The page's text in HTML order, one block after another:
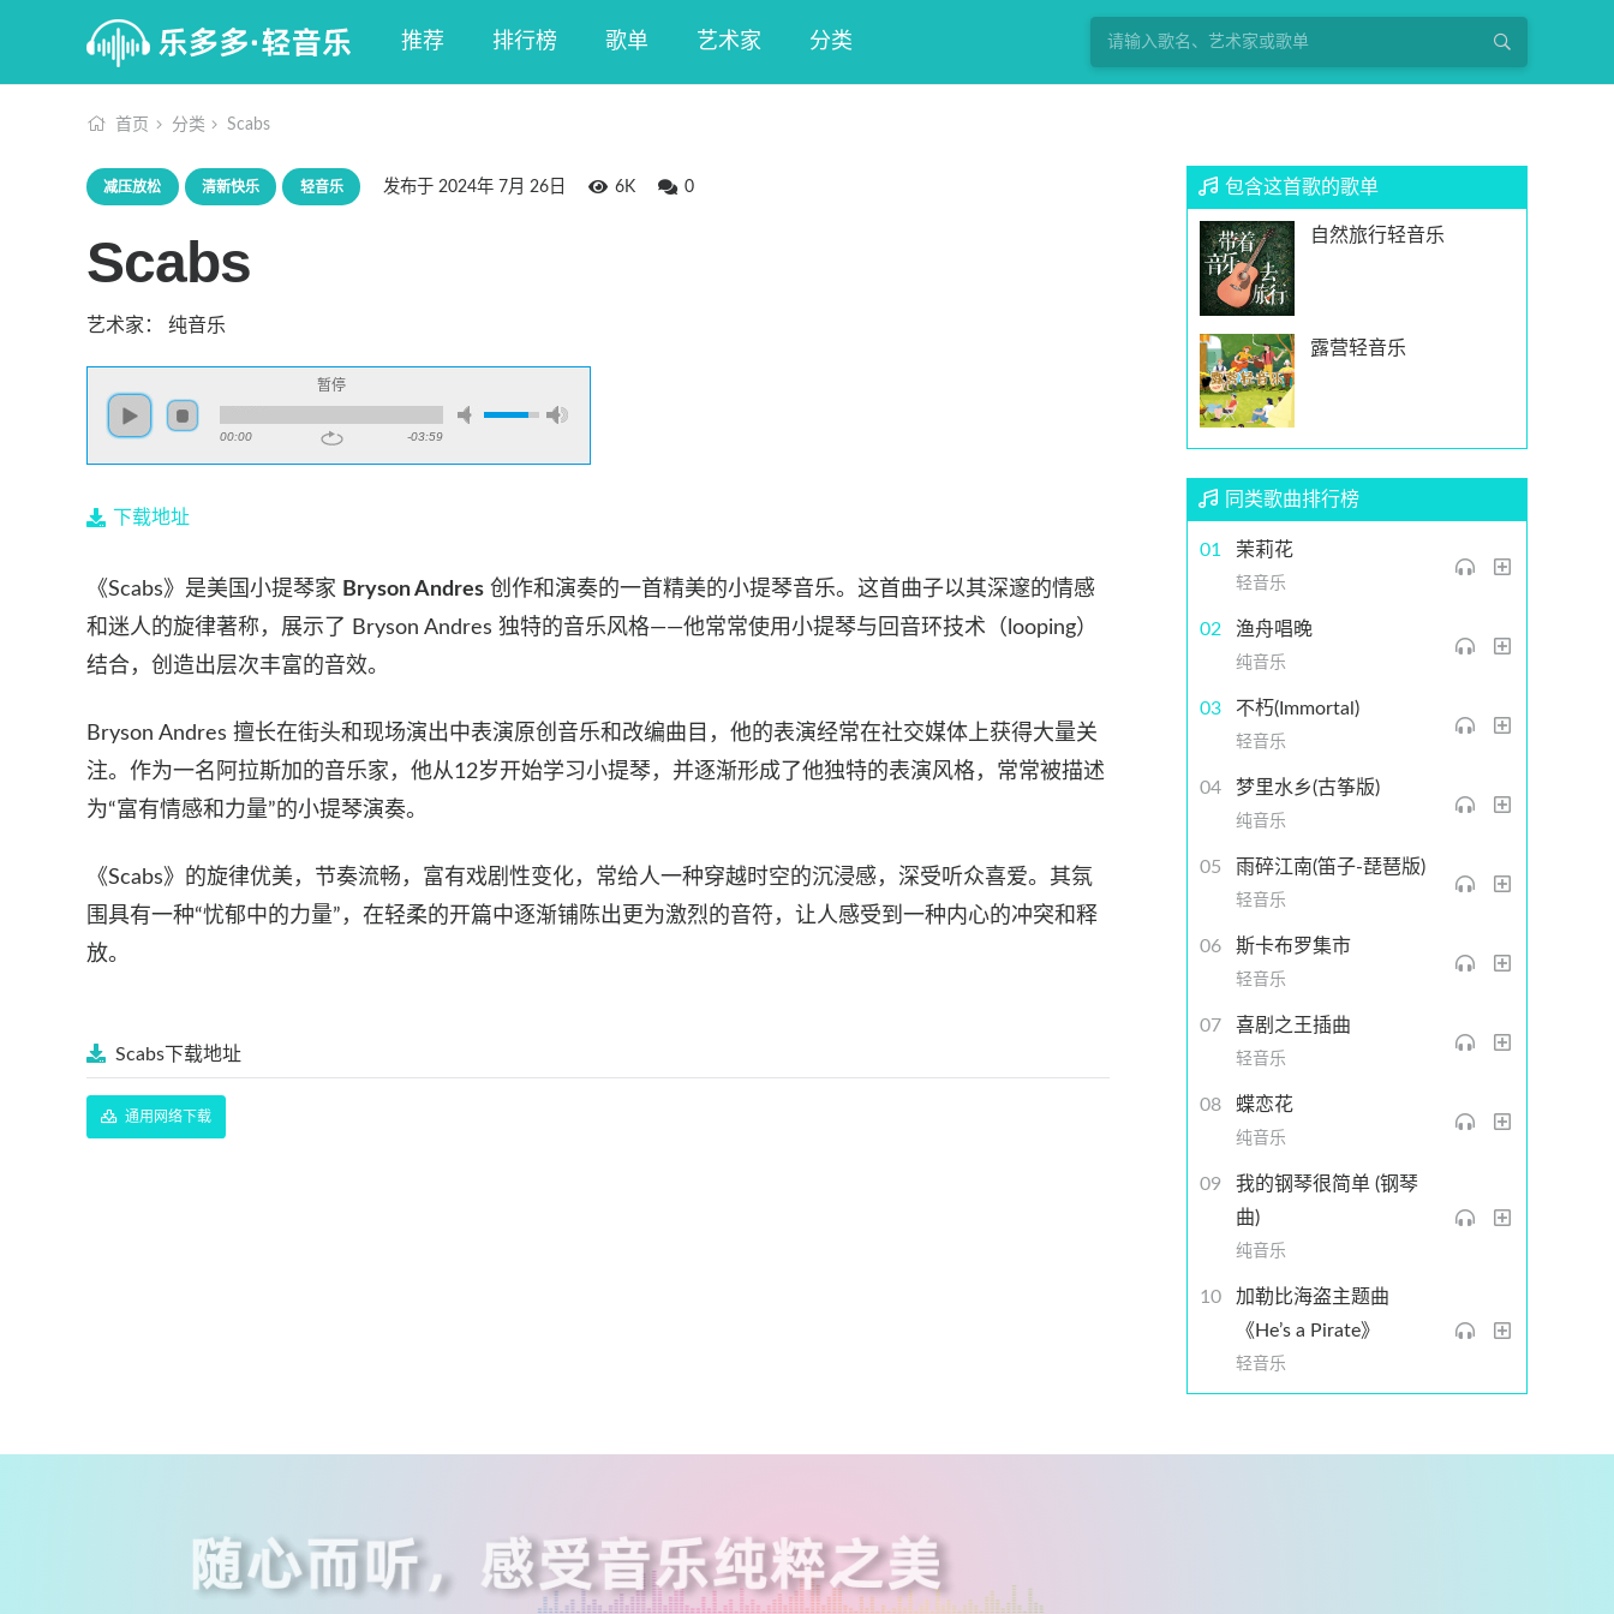
推荐 排行榜 歌单 艺术家 分类
首页 分类 Scabs
减压放松 清新快乐 轻音乐 发布于 2024年 7月 26日 6K 0
Scabs
艺术家： 纯音乐
暂停
00:00 -03:59
下载地址
《Scabs》是美国小提琴家 Bryson Andres 创作和演奏的一首精美的小提琴音乐。这首曲子以其深邃的情感
和迷人的旋律著称，展示了 Bryson Andres 独特的音乐风格——他常常使用小提琴与回音环技术（looping）
结合，创造出层次丰富的音效。
Bryson Andres 擅长在街头和现场演出中表演原创音乐和改编曲目，他的表演经常在社交媒体上获得大量关
注。作为一名阿拉斯加的音乐家，他从12岁开始学习小提琴，并逐渐形成了他独特的表演风格，常常被描述
为“富有情感和力量”的小提琴演奏​。
《Scabs》的旋律优美，节奏流畅，富有戏剧性变化，常给人一种穿越时空的沉浸感，深受听众喜爱。其氛
围具有一种“忧郁中的力量”，在轻柔的开篇中逐渐铺陈出更为激烈的音符，让人感受到一种内心的冲突和释
放​。
Scabs下载地址
通用网络下载
包含这首歌的歌单
自然旅行轻音乐
露营轻音乐
同类歌曲排行榜
茉莉花
轻音乐
渔舟唱晚
纯音乐
不朽(Immortal)
轻音乐
梦里水乡(古筝版)
纯音乐
雨碎江南(笛子-琵琶版)
轻音乐
斯卡布罗集市
轻音乐
喜剧之王插曲
轻音乐
蝶恋花
纯音乐
我的钢琴很简单 (钢琴
曲)
纯音乐
加勒比海盗主题曲
《He’s a Pirate》
轻音乐